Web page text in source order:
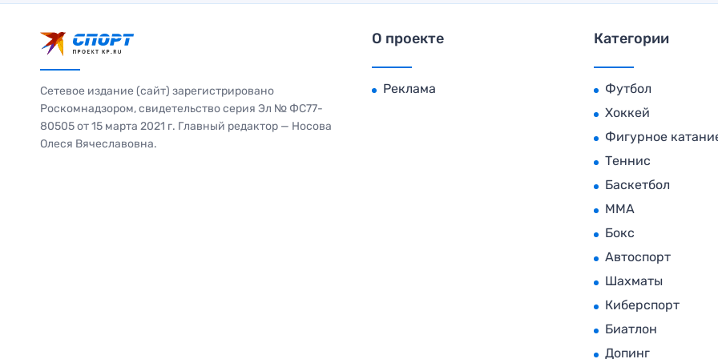
Сетевое издание (сайт) зарегистрировано
Роскомнадзором, свидетельство серия Эл № ФС77-
80505 от 15 марта 2021 г. Главный редактор — Носова
Олеся Вячеславовна.
О проекте
Реклама
Категории
Футбол
Хоккей
Фигурное
Теннис
Баскетбол
MMA
Бокс
Автоспорт
Шахматы
Киберспорт
Биатлон
Допинг